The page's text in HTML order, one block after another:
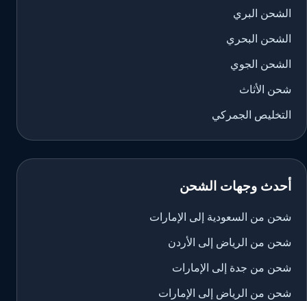
الشحن البري
الشحن البحري
الشحن الجوي
شحن الأثاث
التخليص الجمركي
أحدث وجهات الشحن
شحن من السعودية إلى الإمارات
شحن من الرياض إلى الأردن
شحن من جدة إلى الإمارات
شحن من الرياض إلى الإمارات